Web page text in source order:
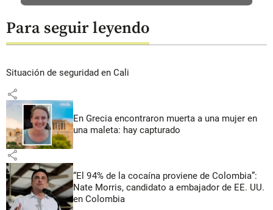
Para seguir leyendo
Situación de seguridad en Cali
share
En Grecia encontraron muerta a una mujer en
una maleta: hay capturado
share
“El 94% de la cocaína proviene de Colombia”:
Nate Morris, candidato a embajador de EE. UU.
en Colombia